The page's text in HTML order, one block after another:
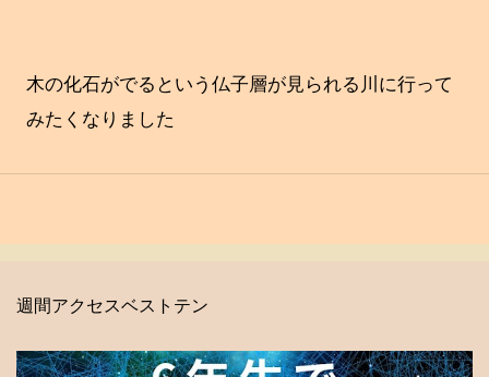
木の化石がでるという仏子層が見られる川に行って
みたくなりました
週間アクセスベストテン